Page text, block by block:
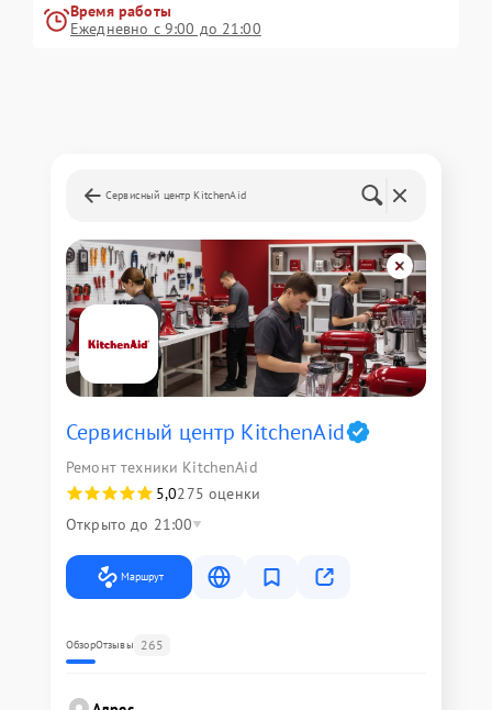
Время работы
Ежедневно с 9:00 до 21:00
Сервисный центр KitchenAid
Сервисный центр KitchenAid
Ремонт техники KitchenAid
5,0275 оценки
Открыто до 21:00
Маршрут
ОбзорОтзывы 265